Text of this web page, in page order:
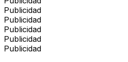
Publicidad
Publicidad
Publicidad
Publicidad
Publicidad